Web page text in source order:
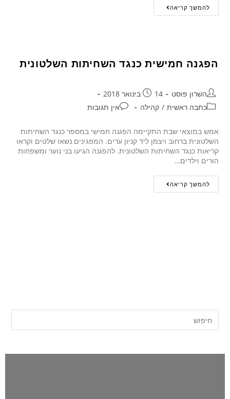
להמשך קריאה
הפגנה חמישית כנגד השחיתות השלטונית
השרון פוסט
14 בינואר 2018
כתבה ראשית / קהילה אין תגובות
אמש במוצאי שבת התקיימה הפגנה חמישי במספר כנגד השחיתות
השלטונית ברחוב ויצמן ליד קניון ערים. המפגינים נשאו שלטים וקראו
קריאות כנגד השחיתות השלטונית. להפגנה הגיעו בני נוער ומשפחות
הורים וילדים…
להמשך קריאה